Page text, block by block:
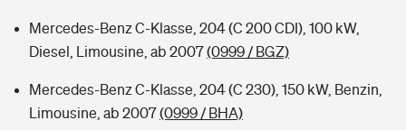
Mercedes-Benz C-Klasse, 204 (C 200 CDI), 100 kW,
Diesel, Limousine, ab 2007(0999 / BGZ)
Mercedes-Benz C-Klasse, 204 (C 230), 150 kW, Benzin,
Limousine, ab 2007(0999 / BHA)